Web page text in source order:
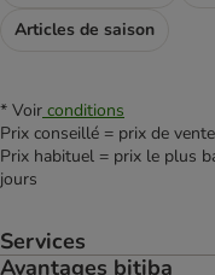
Articles de saison
* Voir conditions
Prix conseillé = prix de
Prix habituel = prix le plus
jours
Services
Avantages bitiba